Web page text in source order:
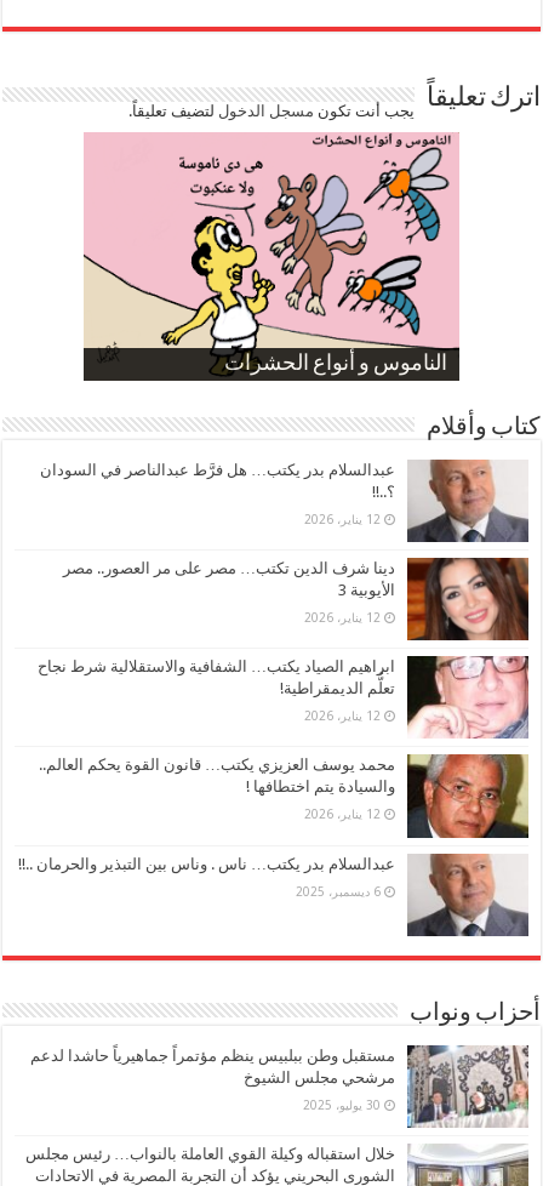
اترك تعليقاً يجب أنت تكون مسجل الدخوللتضيف تعليقاً.
الناموس و أنواع الحشرات
الموظفين بعد ارتفاع الأسعار
ارتفاع نسبة الطلاق في مصر
صورة كاركاتيرية
صورة كاركاتيرية
كتاب وأقلام
عبدالسلام بدر يكتب… هل فرَّط عبدالناصر في السودان
؟..!!
12 يناير، 2026
دينا شرف الدين تكتب… مصر على مر العصور.. مصر
الأيوبية 3
12 يناير، 2026
ابراهيم الصياد يكتب… الشفافية والاستقلالية شرط نجاح
تعلُّم الديمقراطية!
12 يناير، 2026
محمد يوسف العزيزي يكتب… قانون القوة يحكم العالم..
والسيادة يتم اختطافها !
12 يناير، 2026
عبدالسلام بدر يكتب… ناس . وناس بين التبذير والحرمان ..!!
6 ديسمبر، 2025
أحزاب ونواب
مستقبل وطن ببلبيس ينظم مؤتمراً جماهيرياً حاشدا لدعم
مرشحي مجلس الشيوخ
30 يوليو، 2025
خلال استقباله وكيلة القوي العاملة بالنواب… رئيس مجلس
الشورى البحريني يؤكد أن التجربة المصرية في الاتحادات